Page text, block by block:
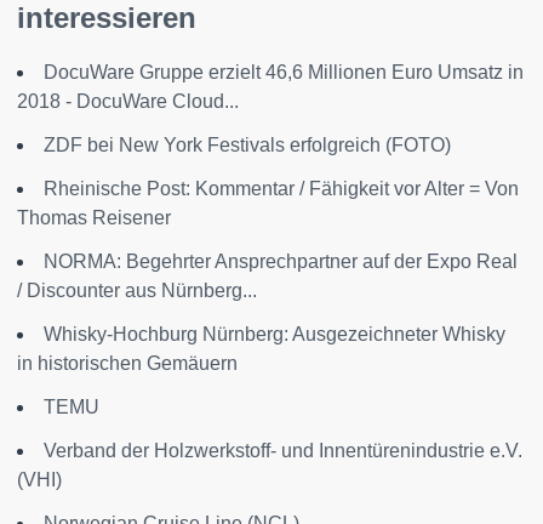
interessieren
DocuWare Gruppe erzielt 46,6 Millionen Euro Umsatz in
2018 - DocuWare Cloud...
ZDF bei New York Festivals erfolgreich (FOTO)
Rheinische Post: Kommentar / Fähigkeit vor Alter = Von
Thomas Reisener
NORMA: Begehrter Ansprechpartner auf der Expo Real
/ Discounter aus Nürnberg...
Whisky-Hochburg Nürnberg: Ausgezeichneter Whisky
in historischen Gemäuern
TEMU
Verband der Holzwerkstoff- und Innentürenindustrie e.V.
(VHI)